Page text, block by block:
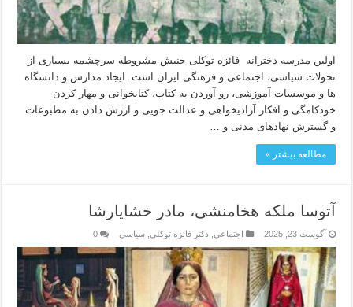
اولین مدرسه دخترانه فائزه توکلی جنبش مشروطه سرچشمه بسیاری از
تحولات سیاسی، اجتماعی و فرهنگی ایران است. ایجاد مدارس و دانشگاه
ها و موسسات آموزشی، رو آوردن به کتاب، کتابخوانی و مهار کردن
خودکامگی و افکار آزادیخواهی و عدالت جویی و ارزش دادن به مطبوعات
و گسترش نهادهای مدنی و …
مطالعه بیشتر »
آتوسا ملکه هخامنشی، مادر خشایارشا
آگوست 23, 2025 اجتماعی دکتر فائزه توکلی ,سیاسی 0